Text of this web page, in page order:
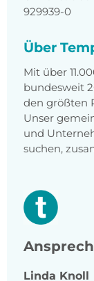
929939-0
Über
Mit über
bundesweit
den größten
Unser
und
suchen,
Linda Knoll